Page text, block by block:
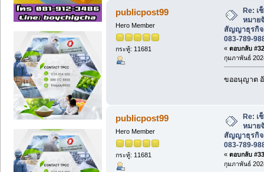
publicpost99
Hero Member
กระทู้: 11681
Re: เ
หมาย
สัญญาธุรกิจ
083-789-
« ตอบกลับ
กุมภาพันธ์
ขออนุญาต
publicpost99
Hero Member
กระทู้: 11681
Re: เ
หมาย
สัญญาธุรกิจ
083-789-
« ตอบกลับ
กุมภาพันธ์